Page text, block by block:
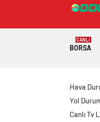
BORSA
CANLI
Hava
Yol
Canlı Tv